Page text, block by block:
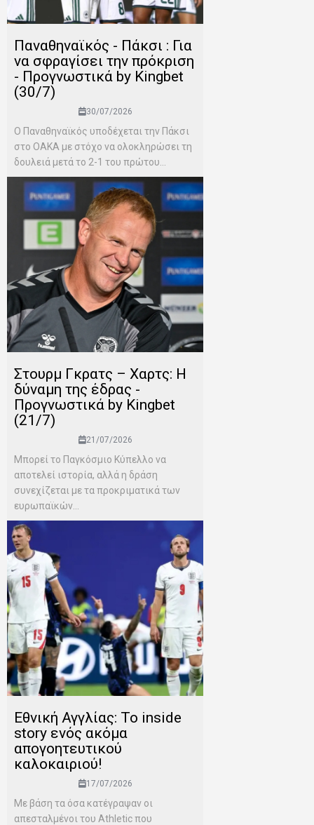
Παναθηναϊκός - Πάκσι : Για
να σφραγίσει την πρόκριση
- Προγνωστικά by Kingbet
(30/7)
30/07/2026
Ο Παναθηναϊκός υποδέχεται την Πάκσι
στο ΟΑΚΑ με στόχο να ολοκληρώσει τη
δουλειά μετά το 2-1 του πρώτου...
Στουρμ Γκρατς – Χαρτς: Η
δύναμη της έδρας -
Προγνωστικά by Kingbet
(21/7)
21/07/2026
Μπορεί το Παγκόσμιο Κύπελλο να
αποτελεί ιστορία, αλλά η δράση
συνεχίζεται με τα προκριματικά των
ευρωπαϊκών...
Εθνική Αγγλίας: Το inside
story ενός ακόμα
απογοητευτικού
καλοκαιριού!
17/07/2026
Mε βάση τα όσα κατέγραψαν οι
απεσταλμένοι του Αthletic που